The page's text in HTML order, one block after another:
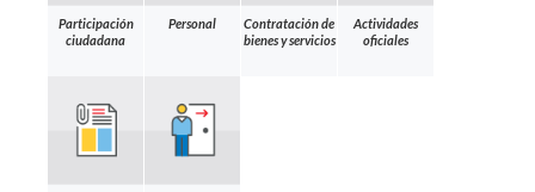
Participación
ciudadana
Personal
Contratación de
bienes y servicios
Actividades
oficiales